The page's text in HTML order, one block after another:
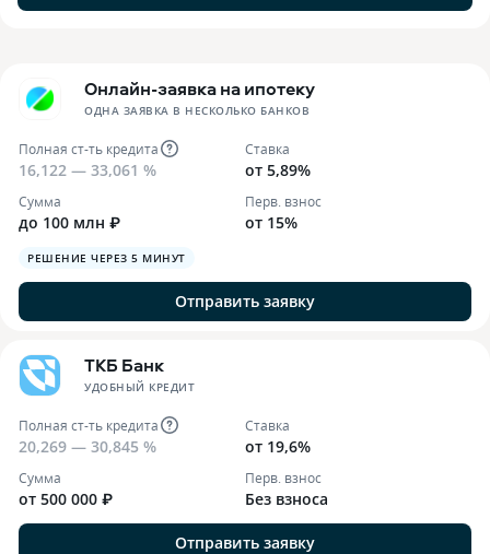
Онлайн-заявка на ипотеку
ОДНА ЗАЯВКА В НЕСКОЛЬКО БАНКОВ
Полная ст-ть кредита
16,122 — 33,061 %
Ставка
от 5,89%
Сумма
до 100 млн ₽
Перв. взнос
от 15%
РЕШЕНИЕ ЧЕРЕЗ 5 МИНУТ
Отправить заявку
ТКБ Банк
УДОБНЫЙ КРЕДИТ
Полная ст-ть кредита
20,269 — 30,845 %
Ставка
от 19,6%
Сумма
от 500 000 ₽
Перв. взнос
Без взноса
Отправить заявку